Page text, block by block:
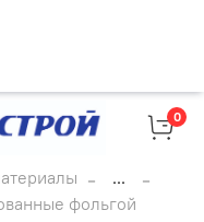
0
...
фольгой